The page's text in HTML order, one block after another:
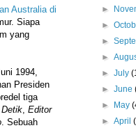
Australia di
Siapa
yang
1994,
Presiden
tiga
Detik ,Editor
. Sebuah
►
►
►
►
►July
►June
►
May
►April